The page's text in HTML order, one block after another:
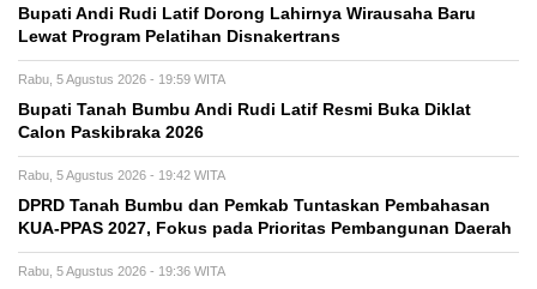
Bupati Andi Rudi Latif Dorong Lahirnya Wirausaha Baru
Lewat Program Pelatihan Disnakertrans
Rabu, 5 Agustus 2026 - 19:59 WITA
Bupati Tanah Bumbu Andi Rudi Latif Resmi Buka Diklat
Calon Paskibraka 2026
Rabu, 5 Agustus 2026 - 19:42 WITA
DPRD Tanah Bumbu dan Pemkab Tuntaskan Pembahasan
KUA-PPAS 2027, Fokus pada Prioritas Pembangunan Daerah
Rabu, 5 Agustus 2026 - 19:36 WITA